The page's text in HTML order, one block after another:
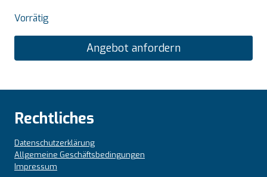
Vorrätig
Angebot anfordern
Rechtliches
Datenschutzerklärung
Allgemeine Geschäftsbedingungen
Impressum